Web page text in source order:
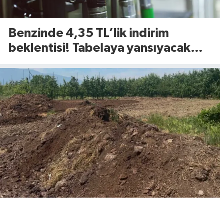
Benzinde 4,35 TL’lik indirim
beklentisi! Tabelaya yansıyacak